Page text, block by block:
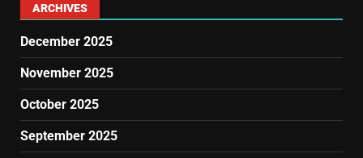
ARCHIVES
December 2025
November 2025
October 2025
September 2025